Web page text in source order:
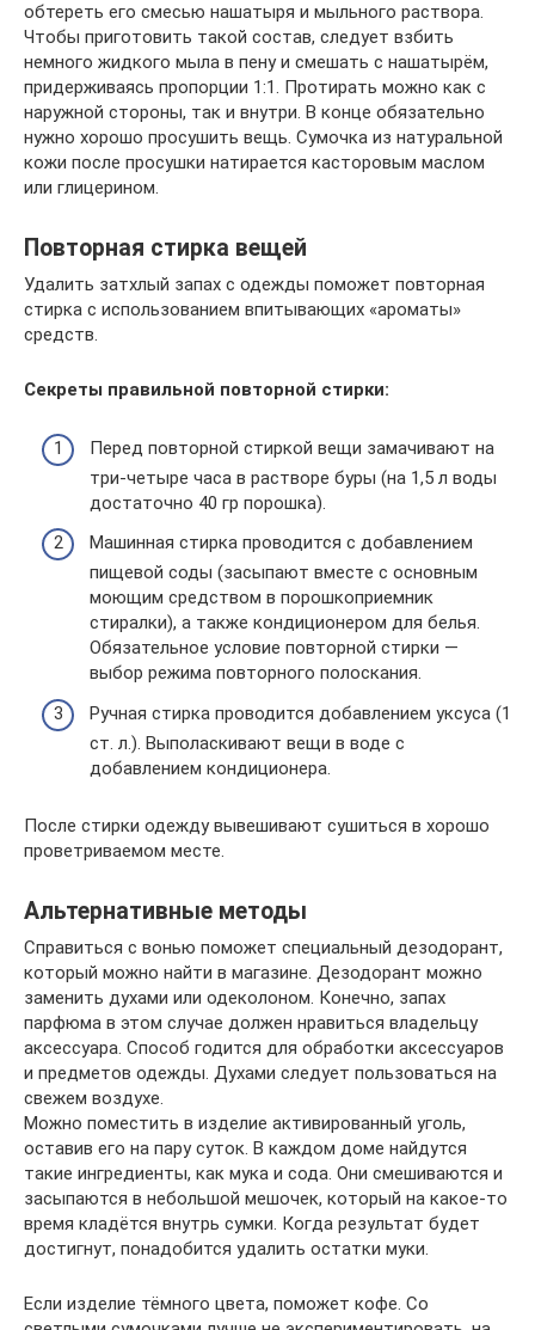
обтереть его смесью нашатыря и мыльного раствора.
Чтобы приготовить такой состав, следует взбить
немного жидкого мыла в пену и смешать с нашатырём,
придерживаясь пропорции 1:1. Протирать можно как с
наружной стороны, так и внутри. В конце обязательно
нужно хорошо просушить вещь. Сумочка из натуральной
кожи после просушки натирается касторовым маслом
или глицерином.
Повторная стирка вещей
Удалить затхлый запах с одежды поможет повторная
стирка с использованием впитывающих «ароматы»
средств.
Секреты правильной повторной стирки:
Перед повторной стиркой вещи замачивают на
три-четыре часа в растворе буры (на 1,5 л воды
достаточно 40 гр порошка).
Машинная стирка проводится с добавлением
пищевой соды (засыпают вместе с основным
моющим средством в порошкоприемник
стиралки), а также кондиционером для белья.
Обязательное условие повторной стирки —
выбор режима повторного полоскания.
Ручная стирка проводится добавлением уксуса (1
ст. л.). Выполаскивают вещи в воде с
добавлением кондиционера.
После стирки одежду вывешивают сушиться в хорошо
проветриваемом месте.
Альтернативные методы
Справиться с вонью поможет специальный дезодорант,
который можно найти в магазине. Дезодорант можно
заменить духами или одеколоном. Конечно, запах
парфюма в этом случае должен нравиться владельцу
аксессуара. Способ годится для обработки аксессуаров
и предметов одежды. Духами следует пользоваться на
свежем воздухе.
Можно поместить в изделие активированный уголь,
оставив его на пару суток. В каждом доме найдутся
такие ингредиенты, как мука и сода. Они смешиваются и
засыпаются в небольшой мешочек, который на какое-то
время кладётся внутрь сумки. Когда результат будет
достигнут, понадобится удалить остатки муки.
Если изделие тёмного цвета, поможет кофе. Со